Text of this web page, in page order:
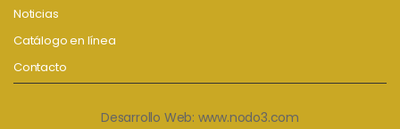
Noticias
Catálogo en línea
Contacto
Desarrollo Web: www.nodo3.com